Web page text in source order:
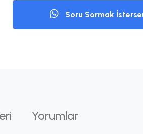
Soru Sormak
Yorumlar